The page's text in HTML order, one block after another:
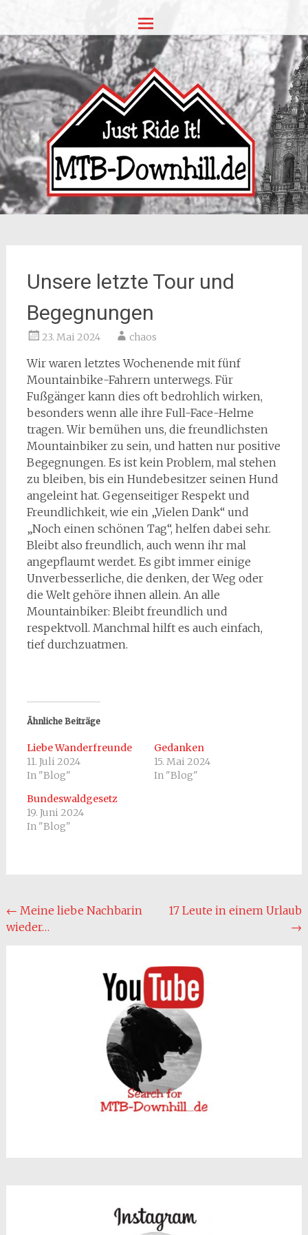
springen
Unsere letzte Tour und
Begegnungen
23. Mai 2024 chaos
Wir waren letztes Wochenende mit fünf
Mountainbike-Fahrern unterwegs. Für
Fußgänger kann dies oft bedrohlich wirken,
besonders wenn alle ihre Full-Face-Helme
tragen. Wir bemühen uns, die freundlichsten
Mountainbiker zu sein, und hatten nur positive
Begegnungen. Es ist kein Problem, mal stehen
zu bleiben, bis ein Hundebesitzer seinen Hund
angeleint hat. Gegenseitiger Respekt und
Freundlichkeit, wie ein „Vielen Dank“ und
„Noch einen schönen Tag“, helfen dabei sehr.
Bleibt also freundlich, auch wenn ihr mal
angepflaumt werdet. Es gibt immer einige
Unverbesserliche, die denken, der Weg oder
die Welt gehöre ihnen allein. An alle
Mountainbiker: Bleibt freundlich und
respektvoll. Manchmal hilft es auch einfach,
tief durchzuatmen.
Ähnliche Beiträge
Liebe Wanderfreunde
11. Juli 2024
In "Blog"
Gedanken
15. Mai 2024
In "Blog"
Bundeswaldgesetz
19. Juni 2024
In "Blog"
Beitragsnavigation
← Meine liebe Nachbarin
wieder…
17 Leute in einem Urlaub
→